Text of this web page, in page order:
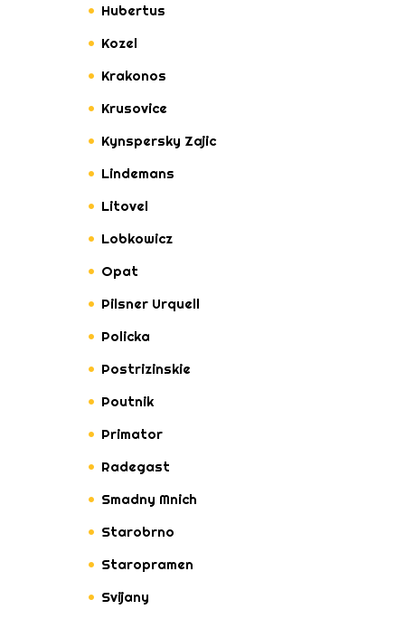
Hubertus
Kozel
Krakonos
Krusovice
Kynspersky Zajic
Lindemans
Litovel
Lobkowicz
Opat
Pilsner Urquell
Policka
Postrizinskie
Poutnik
Primator
Radegast
Smadny Mnich
Starobrno
Staropramen
Svijany